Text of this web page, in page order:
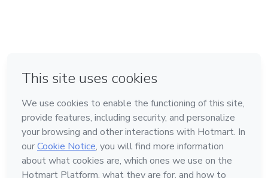
Feito com ❤ em Bogotá
Conheça a Hotmart